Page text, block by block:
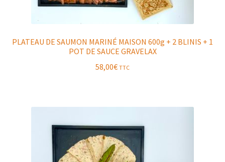
PLATEAU DE SAUMON MARINÉ MAISON 600g + 2 BLINIS + 1
POT DE SAUCE GRAVELAX
58,00€ TTC